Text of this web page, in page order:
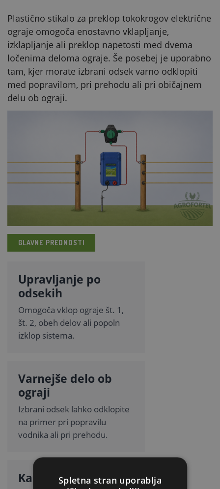
Plastično stikalo za preklop tokokrogov električne
ograje omogoča enostavno vklapljanje,
izklapljanje ali preklop napetosti med dvema
ločenima deloma ograje. Še posebej je uporabno
tam, kjer morate izbrani odsek varno odklopiti
med popravilom, pri prehodu ali pri običajnem
delu ob ograji.
GLAVNE PREDNOSTI
Upravljanje po
odsekih
Omogoča vklop ograje št. 1,
št. 2, obeh delov ali popoln
izklop sistema.
Varnejše delo ob
ograji
Izbrani odsek lahko odklopite
na primer pri popravilu
vodnika ali pri prehodu.
Kakovostna izolacija
Spletna stran uporablja